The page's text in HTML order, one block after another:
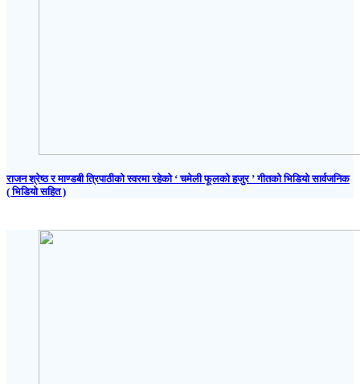
राजन श्रेष्ठ र माण्डबी त्रिपाठीको स्वरमा रहेको ‘ चमेली फूलको हजुर ’ गीतको भिडियो सार्वजनिक
( भिडियो सहित )